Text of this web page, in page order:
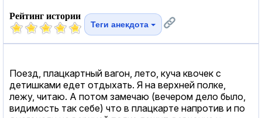
Рейтинг истории
Теги анекдота
Поезд, плацкартный вагон, лето, куча квочек с
детишками едет отдыхать. Я на верхней полке,
лежу, читаю. А потом замечаю (вечером дело было,
видимость так себе) что в плацкарте напротив и по